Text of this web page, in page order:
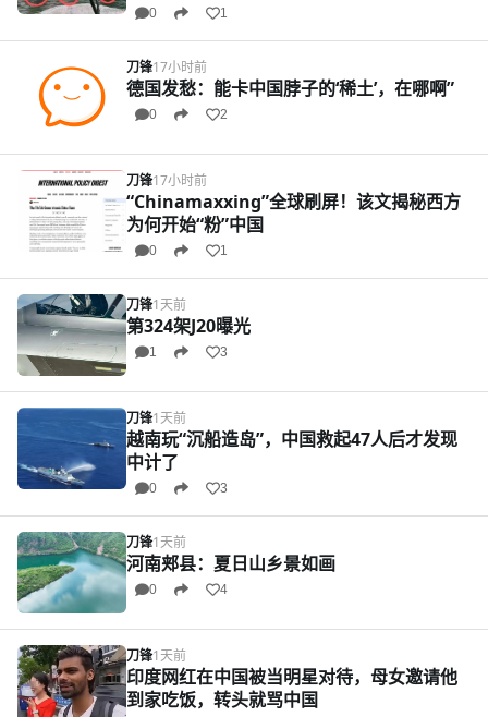
0 1
刀锋17小时前
德国发愁：能卡中国脖子的‘稀土’，在哪啊”
0 2
刀锋17小时前
“Chinamaxxing”全球刷屏！该文揭秘西方
为何开始“粉”中国
0 1
刀锋1天前
第324架J20曝光
1 3
刀锋1天前
越南玩“沉船造岛”，中国救起47人后才发现
中计了
0 3
刀锋1天前
河南郏县：夏日山乡景如画
0 4
刀锋1天前
印度网红在中国被当明星对待，母女邀请他
到家吃饭，转头就骂中国